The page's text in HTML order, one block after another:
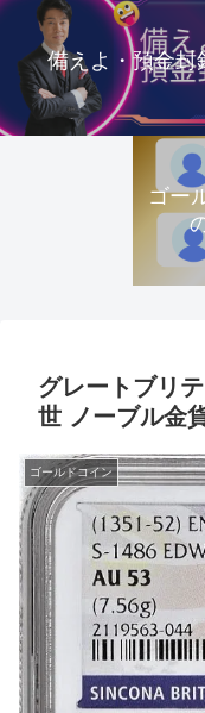
備えよ・預金封
ゴー
グレートブリ
世 ノーブル金
ゴールドコイン